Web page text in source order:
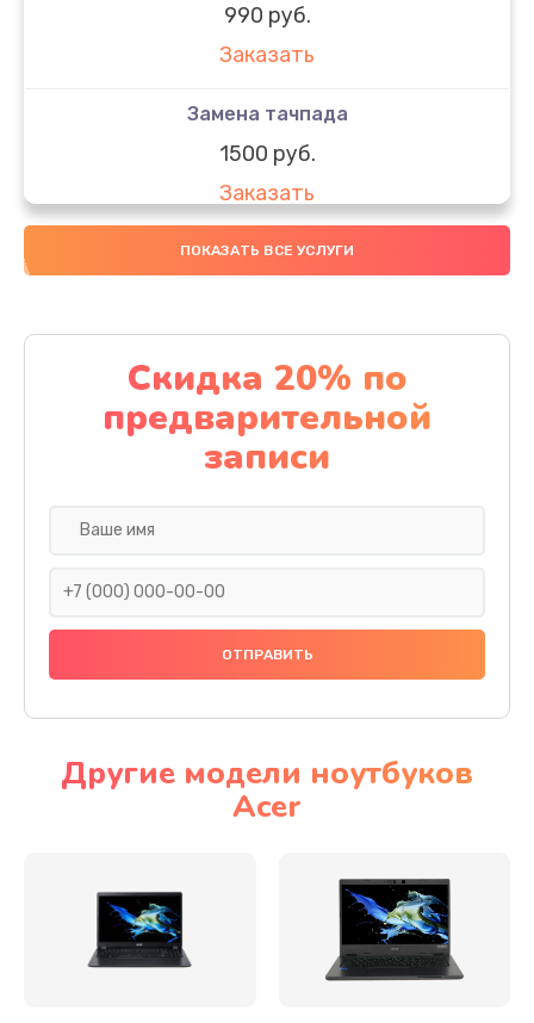
990 руб.
Заказать
Замена тачпада
1500 руб.
Заказать
Замена южного моста
Заказать
Чистка от пыли
1060 руб.
Заказать
Ремонт подсветки
Настройка BIOS
Замена видеочипа
ПОКАЗАТЬ ВСЕ УСЛУГИ
Скидка 20% по
предварительной
записи
Другие модели ноутбуков
Acer